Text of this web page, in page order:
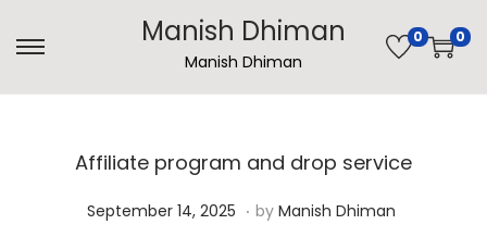
Manish Dhiman
Manish Dhiman
0 0
Affiliate program and drop service
Posted on
September 14, 2025 J. by Manish Dhiman